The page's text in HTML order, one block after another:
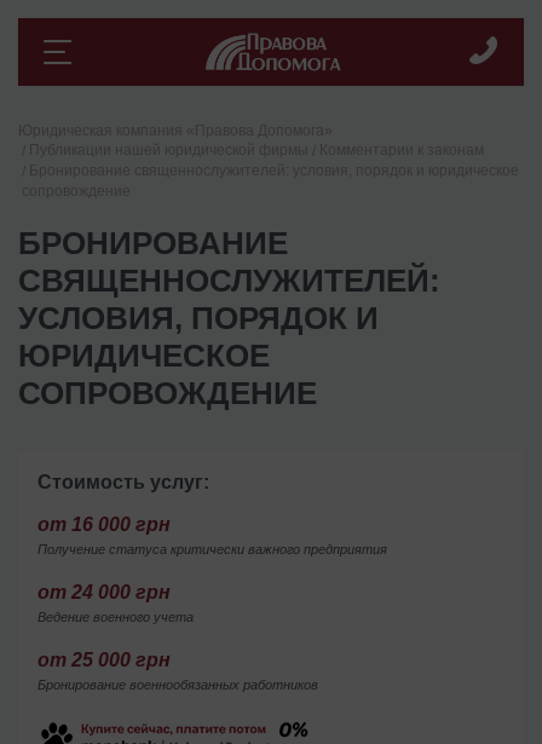
БРОНИРОВАНИЕ
СВЯЩЕННОСЛУЖИТЕЛЕЙ:
УСЛОВИЯ, ПОРЯДОК И
ЮРИДИЧЕСКОЕ
СОПРОВОЖДЕНИЕ
Стоимость услуг:
от 16 000 грн
Получение статуса критически важного предприятия
от 24 000 грн
Ведение военного учета
от 25 000 грн
Бронирование военнообязанных работников